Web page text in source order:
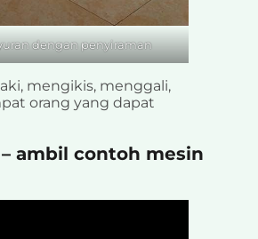
dengan penyiraman
mengikis, menggali,
orang yang dapat
ambil contoh mesin